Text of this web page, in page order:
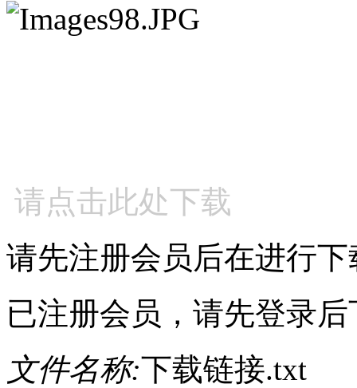
请点击此处下载
请先注册会员后在进行下
已注册会员，请先登录后
文件名称:下载链接.txt